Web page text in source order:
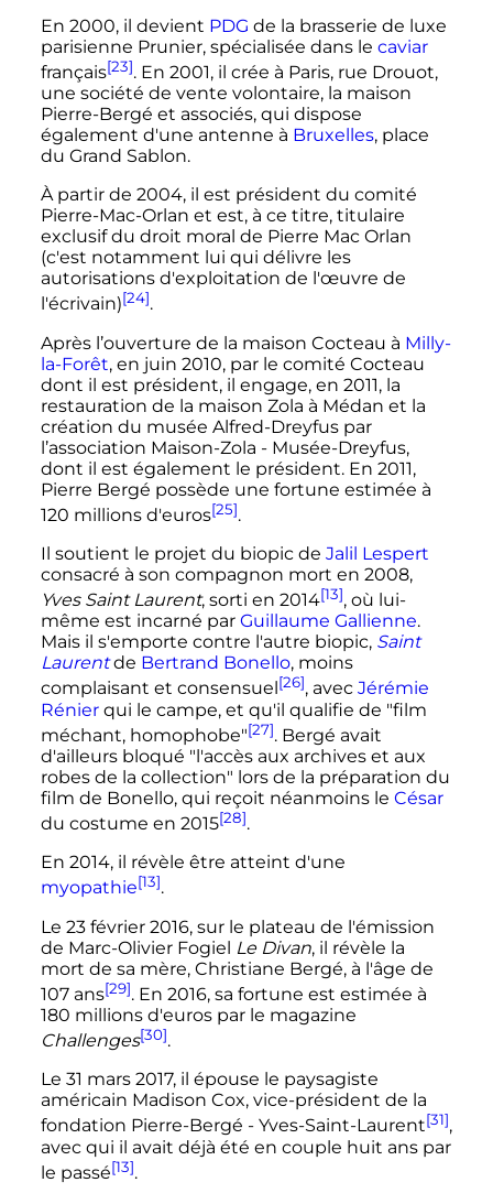
En 2000, il devient PDG de la brasserie de luxe
parisienne Prunier, spécialisée dans le caviar
français[23]. En 2001, il crée à Paris, rue Drouot,
une société de vente volontaire, la maison
Pierre-Bergé et associés, qui dispose
également d'une antenne à Bruxelles, place
du Grand Sablon.
À partir de 2004, il est président du comité
Pierre-Mac-Orlan et est, à ce titre, titulaire
exclusif du droit moral de Pierre Mac Orlan
(c'est notamment lui qui délivre les
autorisations d'exploitation de l'œuvre de
l'écrivain)[24].
Après l’ouverture de la maison Cocteau à Milly-
la-Forêt, en juin 2010, par le comité Cocteau
dont il est président, il engage, en 2011, la
restauration de la maison Zola à Médan et la
création du musée Alfred-Dreyfus par
l’association Maison-Zola - Musée-Dreyfus,
dont il est également le président. En 2011,
Pierre Bergé possède une fortune estimée à
120 millionsd'euros[25].
Il soutient le projet du biopic de Jalil Lespert
consacré à son compagnon mort en 2008,
Yves Saint Laurent, sorti en 2014[13], où lui-
même est incarné par Guillaume Gallienne.
Mais il s'emporte contre l'autre biopic, Saint
Laurentde Bertrand Bonello, moins
complaisant et consensuel [26], avec Jérémie
Rénierqui le campe, et qu'il qualifie de "film
méchant, homophobe"[27]. Bergé avait
d'ailleurs bloqué "l'accès aux archives et aux
robes de la collection" lors de la préparation du
film de Bonello, qui reçoit néanmoins le César
du costume en 2015[28].
En 2014, il révèle être atteint d'une
myopathie[13].
Le 23 février 2016, sur le plateau de l'émission
de Marc-Olivier Fogiel Le Divan, il révèle la
mort de sa mère, Christiane Bergé, à l'âge de
107 ans[29]. En 2016, sa fortune est estimée à
180 millionsd'euros par le magazine
Challenges[30].
Le 31 mars 2017, il épouse le paysagiste
américain Madison Cox, vice-président de la
fondation Pierre-Bergé - Yves-Saint-Laurent[31],
avec qui il avait déjà été en couple huit ans par
le passé[13].